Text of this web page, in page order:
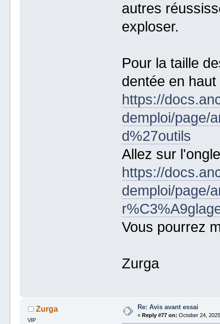
autres
exploser.
Pour la taille
dentée en
https://
demploi/page/
d%27outils
Allez sur
https://
demploi/page/
Vous pourrez
Zurga
Zurga
VIP
Re: Avis avant essai
« Reply #77 on: October 24,